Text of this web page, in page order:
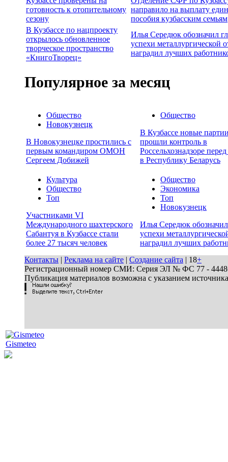
готовность к отопительному
сезону
направило на выплату
пособия кузбасским семьям
В Кузбассе по нацпроекту
открылось обновленное
творческое пространство
«КнигоТворец»
Илья Середюк обозначил
успехи металлургической
наградил лучших
Популярное за месяц
Общество
Новокузнецк
В Новокузнецке простились с
первым командиром ОМОН
Сергеем Добижей
Общество
В Кузбассе новые
прошли контроль в
Россельхознадзоре
в Республику Беларусь
Культура
Общество
Топ
Участниками VI
Международного шахтерского
Сабантуя в Кузбассе стали
более 27 тысяч человек
Общество
Экономика
Топ
Новокузнецк
Илья Середюк
успехи
наградил лучших
Контакты | Реклама на сайте | Создание сайта | 18+
Регистрационный номер СМИ: Серия ЭЛ № ФС 77 - 44486
Публикация материалов возможна с указанием
Gismeteo